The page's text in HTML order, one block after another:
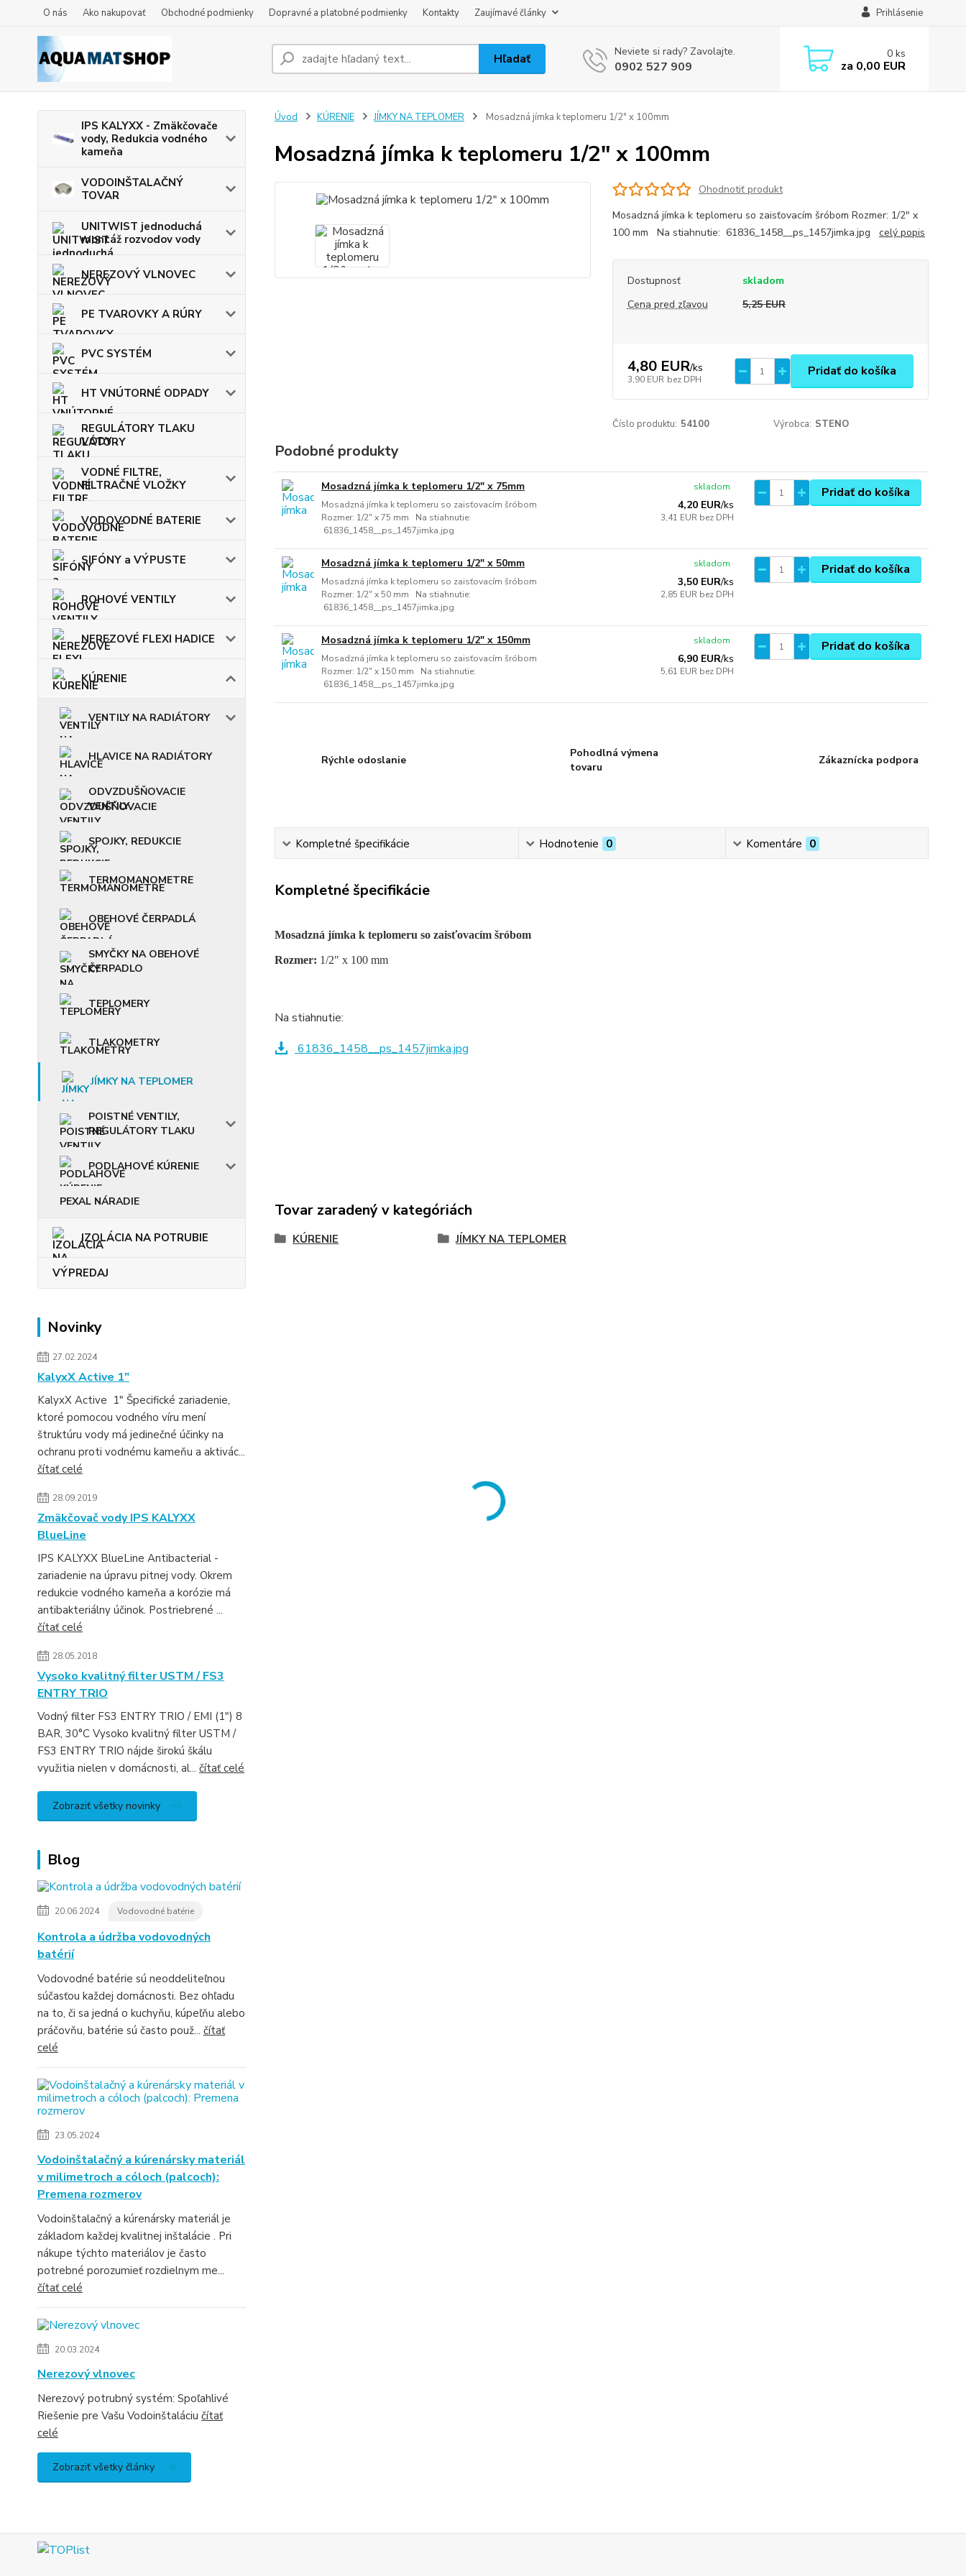
O nás Ako nakupovať Obchodné podmienky Dopravné a platobné podmienky Kontakty Zaujímavé články Prihlásenie
Hľadať Neviete si rady? Zavolajte.
0902 527 909
0 ks
za 0,00 EUR
IPS KALYXX - Zmäkčovače
vody, Redukcia vodného
kameňa
VODOINŠTALAČNÝ
TOVAR
UNITWIST jednoduchá
montáž rozvodov vody
NEREZOVÝ VLNOVEC
PE TVAROVKY A RÚRY
PVC SYSTÉM
HT VNÚTORNÉ ODPADY
REGULÁTORY TLAKU
VODY
VODNÉ FILTRE,
FILTRAČNÉ VLOŽKY
VODOVODNÉ BATERIE
SIFÓNY a VÝPUSTE
ROHOVÉ VENTILY
NEREZOVÉ FLEXI HADICE
KÚRENIE
VENTILY NA RADIÁTORY
HLAVICE NA RADIÁTORY
ODVZDUŠŇOVACIE
VENTILY
SPOJKY, REDUKCIE
TERMOMANOMETRE
OBEHOVÉ ČERPADLÁ
SMYČKY NA OBEHOVÉ
ČERPADLO
TEPLOMERY
TLAKOMETRY
JÍMKY NA TEPLOMER
POISTNÉ VENTILY,
REGULÁTORY TLAKU
PODLAHOVÉ KÚRENIE
PEXAL NÁRADIE
IZOLÁCIA NA POTRUBIE
VÝPREDAJ
Novinky
27.02.2024
KalyxX Active 1″
KalyxX Active 1″ Špecifické zariadenie,
ktoré pomocou vodného víru mení
štruktúru vody má jedinečné účinky na
ochranu proti vodnému kameňu a aktivác...
čítať celé
28.09.2019
Zmäkčovač vody IPS KALYXX
BlueLine
IPS KALYXX BlueLine Antibacterial -
zariadenie na úpravu pitnej vody. Okrem
redukcie vodného kameňa a korózie má
antibakteriálny účinok. Postriebrené ...
čítať celé
28.05.2018
Vysoko kvalitný filter USTM / FS3
ENTRY TRIO
Vodný filter FS3 ENTRY TRIO / EMI (1") 8
BAR, 30°C Vysoko kvalitný filter USTM /
FS3 ENTRY TRIO nájde širokú škálu
využitia nielen v domácnosti, al... čítať celé
Zobraziť všetky novinky
Blog
20.06.2024 Vodovodné batérie
Kontrola a údržba vodovodných
batérií
Vodovodné batérie sú neoddeliteľnou
súčasťou každej domácnosti. Bez ohľadu
na to, či sa jedná o kuchyňu, kúpeľňu alebo
práčovňu, batérie sú často použ... čítať
celé
23.05.2024
Vodoinštalačný a kúrenársky materiál
v milimetroch a cóloch (palcoch):
Premena rozmerov
Vodoinštalačný a kúrenársky materiál je
základom každej kvalitnej inštalácie . Pri
nákupe týchto materiálov je často
potrebné porozumieť rozdielnym me...
čítať celé
20.03.2024
Nerezový vlnovec
Nerezový potrubný systém: Spoľahlivé
Riešenie pre Vašu Vodoinštaláciu čítať
celé
Zobraziť všetky články
Úvod KÚRENIE JÍMKY NA TEPLOMER Mosadzná jímka k teplomeru 1/2" x 100mm
Mosadzná jímka k teplomeru 1/2" x 100mm
Ohodnotiť produkt
Mosadzná jímka k teplomeru so zaisťovacím šróbom Rozmer: 1/2" x
100 mm Na stiahnutie: 61836_1458__ps_1457jimka.jpg celý popis
Dostupnosť
skladom
Cena pred zľavou
5,25 EUR
4,80 EUR/ks
3,90 EUR bez DPH
Pridať do košíka
Číslo produktu: 54100 Výrobca: STENO
Podobné produkty
Mosadzná jímka k teplomeru 1/2" x 75mm
Mosadzná jímka k teplomeru so zaisťovacím šróbom
Rozmer: 1/2" x 75 mm Na stiahnutie:
61836_1458__ps_1457jimka.jpg
4,20 EUR/ks
3,41 EUR bez DPH
skladom Pridať do košíka
Mosadzná jímka k teplomeru 1/2" x 50mm
Mosadzná jímka k teplomeru so zaisťovacím šróbom
Rozmer: 1/2" x 50 mm Na stiahnutie:
61836_1458__ps_1457jimka.jpg
3,50 EUR/ks
2,85 EUR bez DPH
skladom Pridať do košíka
Mosadzná jímka k teplomeru 1/2" x 150mm
Mosadzná jímka k teplomeru so zaisťovacím šróbom
Rozmer: 1/2" x 150 mm Na stiahnutie:
61836_1458__ps_1457jimka.jpg
6,90 EUR/ks
5,61 EUR bez DPH
skladom Pridať do košíka
Rýchle odoslanie
Pohodlná výmena
tovaru
Zákaznícka podpora
Kompletné špecifikácie Hodnotenie 0 Komentáre 0
Kompletné špecifikácie
Mosadzná jímka k teplomeru so zaisťovacím šróbom
Rozmer: 1/2" x 100 mm
Na stiahnutie:
61836_1458__ps_1457jimka.jpg
Tovar zaradený v kategóriách
KÚRENIE JÍMKY NA TEPLOMER